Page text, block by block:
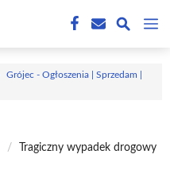
Grójec - Ogłoszenia | Sprzedam |
/
Tragiczny wypadek drogowy